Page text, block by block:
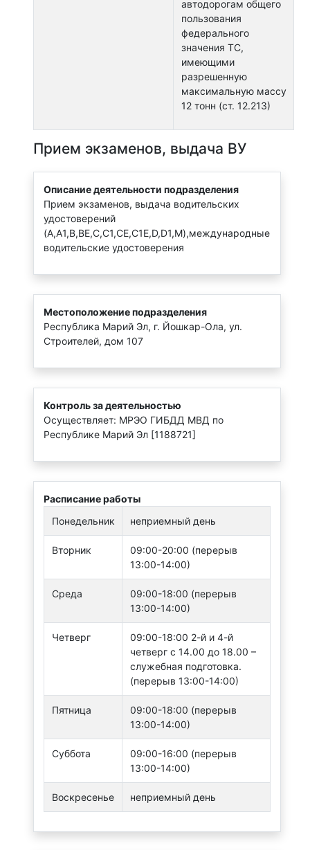
автодорогам общего
пользования
федерального
значения ТС,
имеющими
разрешенную
максимальную массу
12 тонн (ст. 12.213)
Прием экзаменов, выдача ВУ
Описание деятельности подразделения
Прием экзаменов, выдача водительских
удостоверений
(A,A1,B,BE,C,C1,CE,C1E,D,D1,M),международные
водительские удостоверения
Местоположение подразделения
Республика Марий Эл, г. Йошкар-Ола, ул.
Строителей, дом 107
Контроль за деятельностью
Осуществляет: МРЭО ГИБДД МВД по
Республике Марий Эл [1188721]
Расписание работы
Понедельник
неприемный день
Вторник
09:00-20:00 (перерыв
13:00-14:00)
Среда
09:00-18:00 (перерыв
13:00-14:00)
Четверг
09:00-18:00 2-й и 4-й
четверг с 14.00 до 18.00 –
служебная подготовка.
(перерыв 13:00-14:00)
Пятница
09:00-18:00 (перерыв
13:00-14:00)
Суббота
09:00-16:00 (перерыв
13:00-14:00)
Воскресенье неприемный день